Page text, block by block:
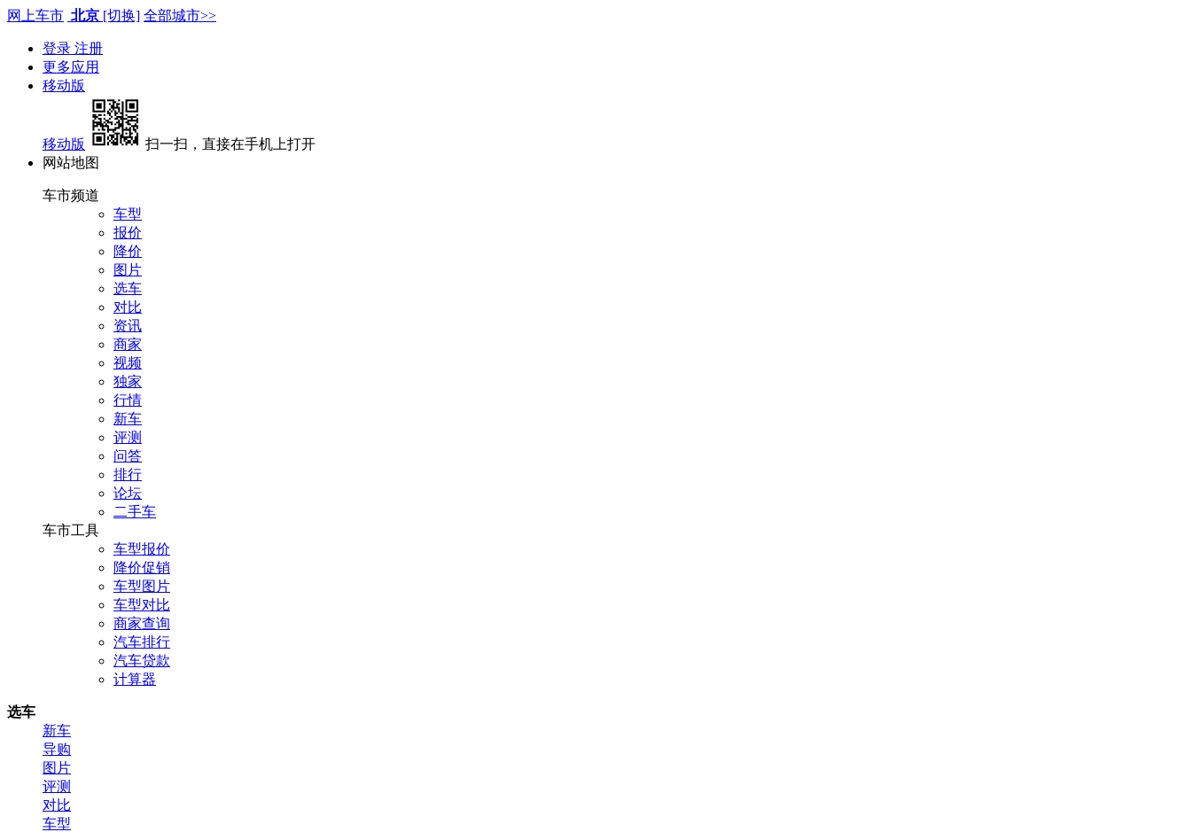
网上车市 北京 [切换] 全部城市>>
登录 注册
更多应用
移动版
移动版
扫一扫，直接在手机上打开
网站地图
车市频道
车型
报价
降价
图片
选车
对比
资讯
商家
视频
独家
行情
新车
评测
问答
排行
论坛
二手车
车市工具
车型报价
降价促销
车型图片
车型对比
商家查询
汽车排行
汽车贷款
计算器
选车
新车
导购
图片
评测
对比
车型